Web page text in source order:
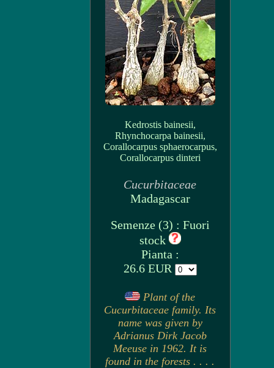
Kedrostis bainesii,
Rhynchocarpa bainesii,
Corallocarpus sphaerocarpus,
Corallocarpus dinteri
Cucurbitaceae
Madagascar
Semenze (3) : Fuori
stock
Pianta :
26.6 EUR
Plant of the
Cucurbitaceae family. Its
name was given by
Adrianus Dirk Jacob
Meeuse in 1962. It is
found in the forests . . . .